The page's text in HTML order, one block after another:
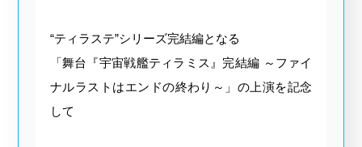
“ティラステ”シリーズ完結編となる
「舞台『宇宙戦艦ティラミス』完結編 ～ファイ
ナルラストはエンドの終わり～」の上演を記念
して